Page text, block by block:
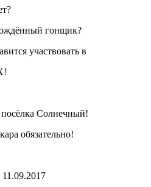
гонщик?
участвовать в
Солнечный!
обязательно!